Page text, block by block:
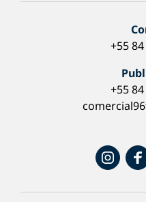
+55
+55